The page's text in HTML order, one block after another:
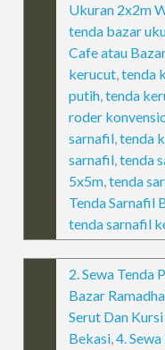
Ukuran 2x2m
tenda bazar
Cafe atau
kerucut,tenda
putih,tenda
roder
sarnafil,tenda
sarnafil,tenda
5x5m,tenda
Tenda Sarnafil
tenda sarnafil
2. Sewa Tenda
Bazar
Serut Dan
Bekasi,4.